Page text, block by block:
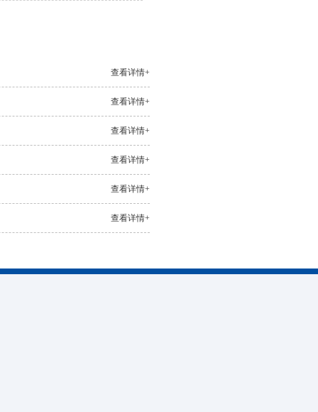
查看详情+
查看详情+
查看详情+
查看详情+
查看详情+
查看详情+